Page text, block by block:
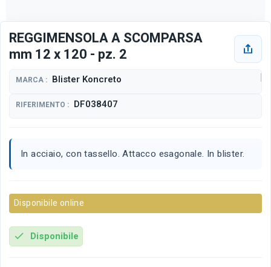
REGGIMENSOLA A SCOMPARSA
mm 12 x 120 - pz. 2
MARCA : Blister Koncreto
RIFERIMENTO : DF038407
In acciaio, con tassello. Attacco esagonale. In blister.
Disponibile online
check Disponibile